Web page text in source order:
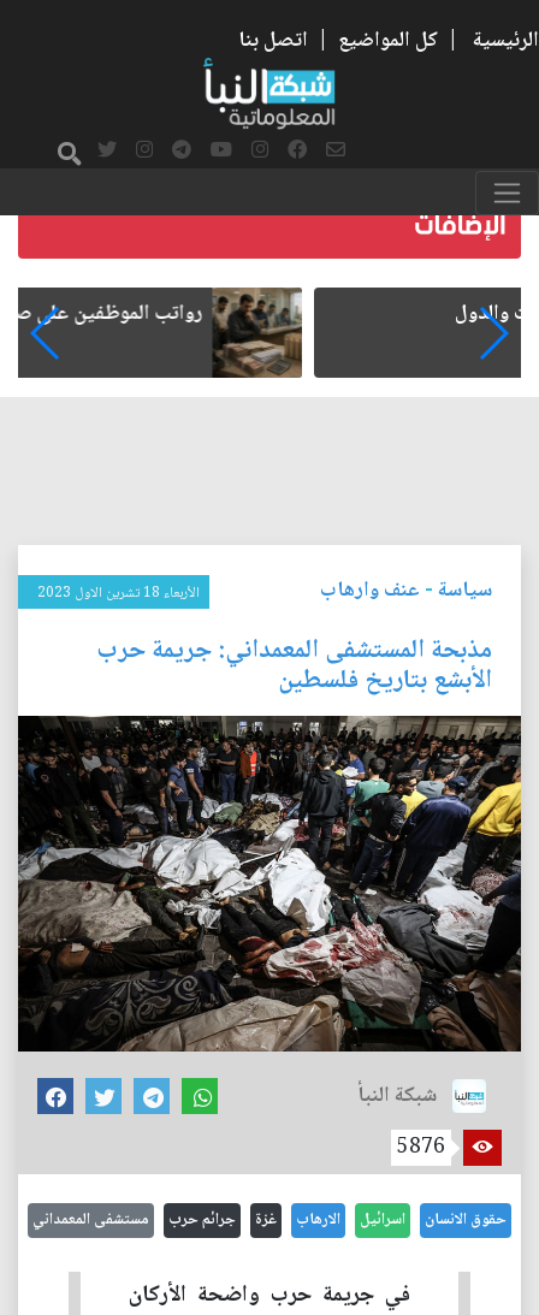
الرئيسية | كل المواضيع | اتصل بنا
رواتب الموظفين على صفيح ساخن
سياسة- عنف وارهاب الأربعاء 18 تشرين الاول 2023
مذبحة المستشفى المعمداني: جريمة حرب
الأبشع بتاريخ فلسطين
شبكة النبأ
5876
حقوق الانسان اسرائيل الارهاب غزة جرائم حرب مستشفى المعمداني
في جريمة حرب واضحة الأركان